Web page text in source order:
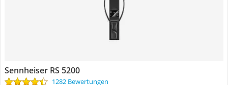
Sennheiser RS 5200
1282 Bewertungen